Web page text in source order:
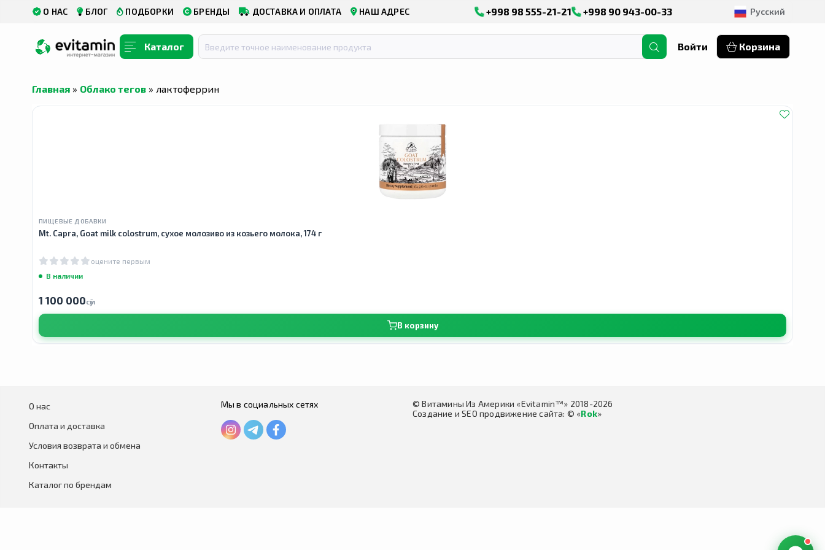
О НАС БЛОГ ПОДБОРКИ БРЕНДЫ ДОСТАВКА И ОПЛАТА НАШ АДРЕС +998 98 555-21-21 +998 90 943-00-33 Русский
Каталог Войти Корзина
Главная » Облако тегов » лактоферрин
ПИЩЕВЫЕ ДОБАВКИ
Mt. Capra, Goat milk colostrum, сухое молозиво из козьего молока, 174 г
оцените первым
В наличии
1 100 000сӯм
В корзину
О нас
Оплата и доставка
Условия возврата и обмена
Контакты
Каталог по брендам
Мы в социальных сетях
© Витамины Из Америки «Evitamin™» 2018-2026
Создание и SEO продвижение сайта: © «Rok»